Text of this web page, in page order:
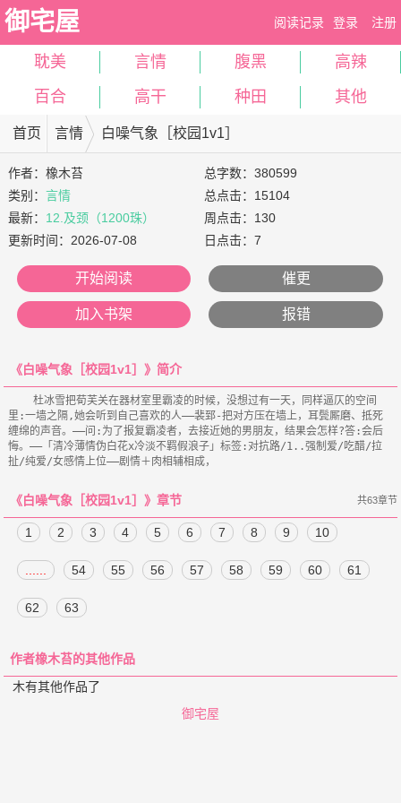
御宅屋 阅读记录 登录 注册
耽美 言情 腹黑
高辣
百合
高干 种田 其他
首页 言情 白噪气象［校园1v1］
作者：橡木苔
类别：言情
最新： 12.及颈（1200珠）
更新时间： 2026-07-08
总字数：380599
总点击：15104
周点击：130
日点击：7
开始阅读 催更
加入书架 报错
《白噪气象［校园1v1］》简介
    杜冰雪把荀芙关在器材室里霸凌的时候，没想过有一天，同样逼仄的空间
里:一墙之隔,她会听到自己喜欢的人——裴郅-把对方压在墙上，耳鬓厮磨、抵死
缠绵的声音。——问:为了报复霸凌者，去接近她的男朋友，结果会怎样?答:会后
悔。——「清冷薄情伪白花x冷淡不羁假浪子」标签:对抗路/1..强制爱/吃醋/拉
《白噪气象［校园1v1］》章节 共63章节
1 2 3 4 5 6 7 8 9 10
54 55 56 57 58 59 60 61
62 63
作者橡木苔的其他作品
木有其他作品了
御宅屋